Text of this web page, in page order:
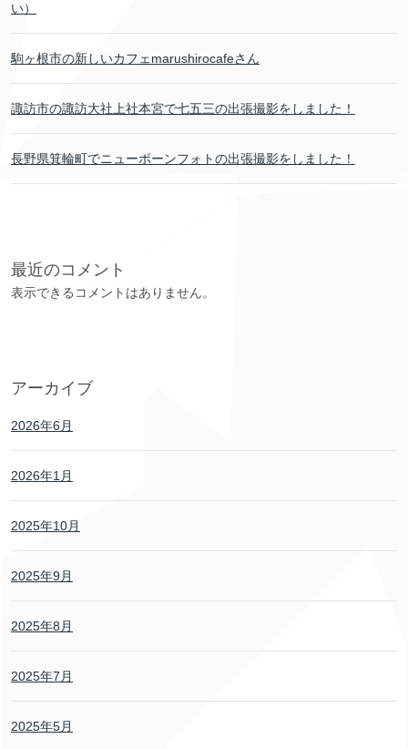
い）
駒ヶ根市の新しいカフェmarushirocafeさん
諏訪市の諏訪大社上社本宮で七五三の出張撮影をしました！
長野県箕輪町でニューボーンフォトの出張撮影をしました！
最近のコメント
表示できるコメントはありません。
アーカイブ
2026年6月
2026年1月
2025年10月
2025年9月
2025年8月
2025年7月
2025年5月